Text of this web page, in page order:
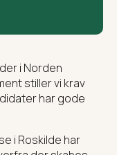
i Norden
stiller vi krav
har gode
i Roskilde har